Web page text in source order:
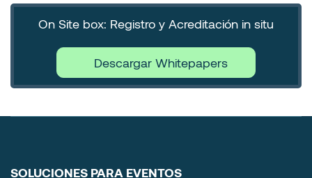
On Site box: Registro y Acreditación in situ
Descargar Whitepapers
SOLUCIONES PARA EVENTOS